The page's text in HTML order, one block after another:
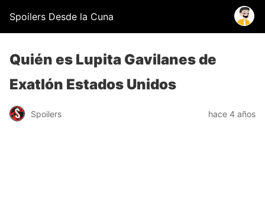
Spoilers Desde la Cuna
Quién es Lupita Gavilanes de
Exatlón Estados Unidos
Spoilers hace 4 años